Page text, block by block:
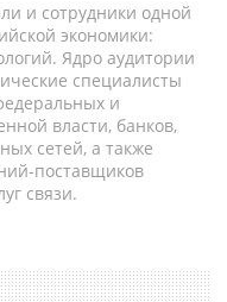
и сотрудники одной
экономики:
Ядро аудитории
специалисты
и
власти, банков,
сетей, а также
поставщиков
связи.